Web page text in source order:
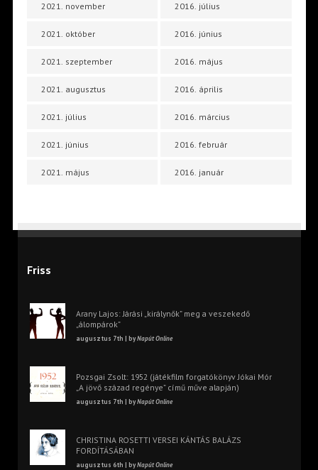
2021. november
2021. október
2021. szeptember
2021. augusztus
2021. július
2021. június
2021. május
2016. július
2016. június
2016. május
2016. április
2016. március
2016. február
2016. január
Friss
Arany Lajos: Járási „királynők” meg a veszekedő
„álompárok”
augusztus 7th | byNapút Online
Pozsgai Zsolt: 1952 (játékfilm forgatókönyv Jókai Mór
„A jövő század regénye” című műve alapján)
augusztus 7th | byNapút Online
CHRISTINA ROSETTI VERSEI KÁNTÁS BALÁZS
FORDÍTÁSÁBAN
augusztus 6th | byNapút Online